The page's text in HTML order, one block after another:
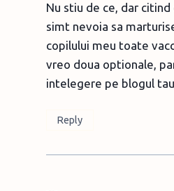
Nu stiu de ce, dar
simt nevoia sa
copilului meu toate
vreo doua optionale,
intelegere pe blogul
Reply